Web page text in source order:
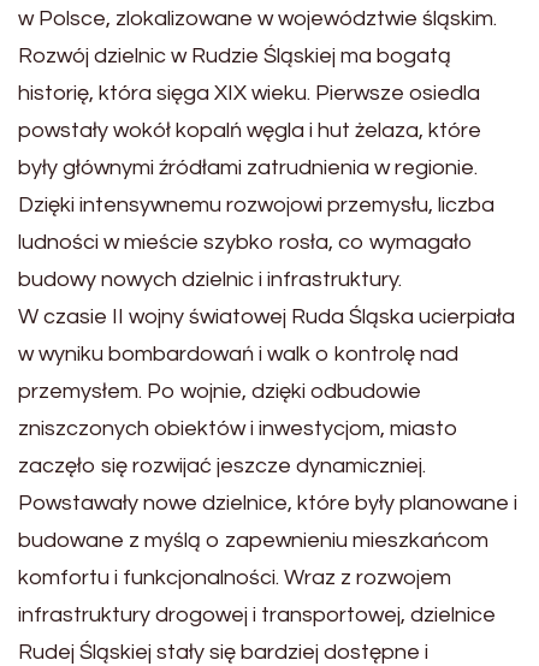
w Polsce, zlokalizowane w województwie śląskim.
Rozwój dzielnic w Rudzie Śląskiej ma bogatą
historię, która sięga XIX wieku. Pierwsze osiedla
powstały wokół kopalń węgla i hut żelaza, które
były głównymi źródłami zatrudnienia w regionie.
Dzięki intensywnemu rozwojowi przemysłu, liczba
ludności w mieście szybko rosła, co wymagało
budowy nowych dzielnic i infrastruktury.
W czasie II wojny światowej Ruda Śląska ucierpiała
w wyniku bombardowań i walk o kontrolę nad
przemysłem. Po wojnie, dzięki odbudowie
zniszczonych obiektów i inwestycjom, miasto
zaczęło się rozwijać jeszcze dynamiczniej.
Powstawały nowe dzielnice, które były planowane i
budowane z myślą o zapewnieniu mieszkańcom
komfortu i funkcjonalności. Wraz z rozwojem
infrastruktury drogowej i transportowej, dzielnice
Rudej Śląskiej stały się bardziej dostępne i